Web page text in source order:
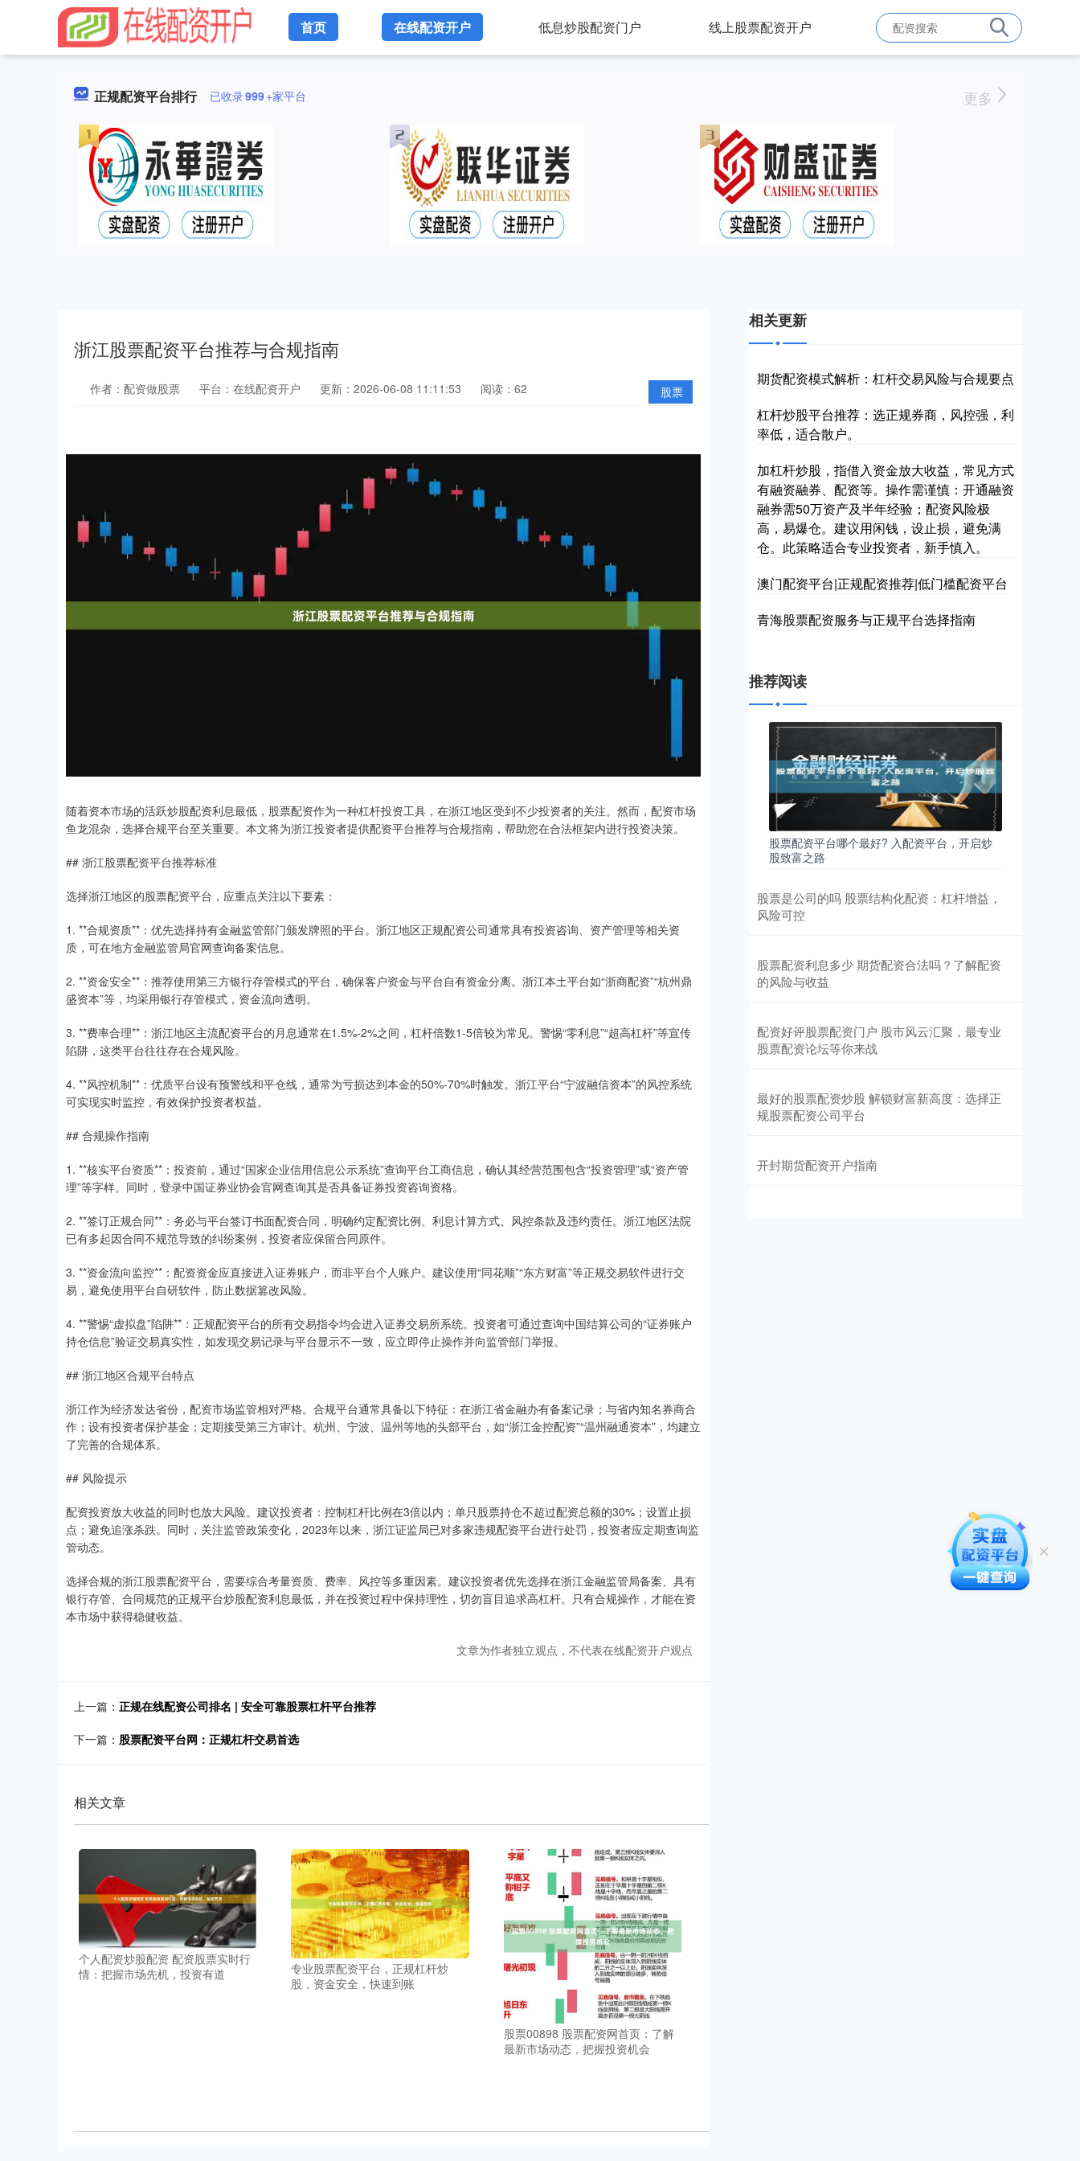
首页 在线配资开户 低息炒股配资门户 线上股票配资开户
正规配资平台排行 已收录999+家平台 更多
浙江股票配资平台推荐与合规指南
股票
作者：配资做股票 平台：在线配资开户 更新：2026-06-08 11:11:53 阅读：62
随着资本市场的活跃炒股配资利息最低，股票配资作为一种杠杆投资工具，在浙江地区受到不少投资者的关注。然而，配资市场
鱼龙混杂，选择合规平台至关重要。本文将为浙江投资者提供配资平台推荐与合规指南，帮助您在合法框架内进行投资决策。
## 浙江股票配资平台推荐标准
选择浙江地区的股票配资平台，应重点关注以下要素：
1. **合规资质**：优先选择持有金融监管部门颁发牌照的平台。浙江地区正规配资公司通常具有投资咨询、资产管理等相关资
质，可在地方金融监管局官网查询备案信息。
2. **资金安全**：推荐使用第三方银行存管模式的平台，确保客户资金与平台自有资金分离。浙江本土平台如“浙商配资”“杭州鼎
盛资本”等，均采用银行存管模式，资金流向透明。
3. **费率合理**：浙江地区主流配资平台的月息通常在1.5%-2%之间，杠杆倍数1-5倍较为常见。警惕“零利息”“超高杠杆”等宣传
陷阱，这类平台往往存在合规风险。
4. **风控机制**：优质平台设有预警线和平仓线，通常为亏损达到本金的50%-70%时触发。浙江平台“宁波融信资本”的风控系统
可实现实时监控，有效保护投资者权益。
## 合规操作指南
1. **核实平台资质**：投资前，通过“国家企业信用信息公示系统”查询平台工商信息，确认其经营范围包含“投资管理”或“资产管
理”等字样。同时，登录中国证券业协会官网查询其是否具备证券投资咨询资格。
2. **签订正规合同**：务必与平台签订书面配资合同，明确约定配资比例、利息计算方式、风控条款及违约责任。浙江地区法院
已有多起因合同不规范导致的纠纷案例，投资者应保留合同原件。
3. **资金流向监控**：配资资金应直接进入证券账户，而非平台个人账户。建议使用“同花顺”“东方财富”等正规交易软件进行交
易，避免使用平台自研软件，防止数据篡改风险。
4. **警惕“虚拟盘”陷阱**：正规配资平台的所有交易指令均会进入证券交易所系统。投资者可通过查询中国结算公司的“证券账户
持仓信息”验证交易真实性，如发现交易记录与平台显示不一致，应立即停止操作并向监管部门举报。
## 浙江地区合规平台特点
浙江作为经济发达省份，配资市场监管相对严格。合规平台通常具备以下特征：在浙江省金融办有备案记录；与省内知名券商合
作；设有投资者保护基金；定期接受第三方审计。杭州、宁波、温州等地的头部平台，如“浙江金控配资”“温州融通资本”，均建立
了完善的合规体系。
## 风险提示
配资投资放大收益的同时也放大风险。建议投资者：控制杠杆比例在3倍以内；单只股票持仓不超过配资总额的30%；设置止损
点；避免追涨杀跌。同时，关注监管政策变化，2023年以来，浙江证监局已对多家违规配资平台进行处罚，投资者应定期查询监
管动态。
选择合规的浙江股票配资平台，需要综合考量资质、费率、风控等多重因素。建议投资者优先选择在浙江金融监管局备案、具有
银行存管、合同规范的正规平台炒股配资利息最低，并在投资过程中保持理性，切勿盲目追求高杠杆。只有合规操作，才能在资
本市场中获得稳健收益。
文章为作者独立观点，不代表在线配资开户观点
上一篇： 正规在线配资公司排名 | 安全可靠股票杠杆平台推荐
下一篇： 股票配资平台网：正规杠杆交易首选
相关文章
个人配资炒股配资 配资股票实时行
情：把握市场先机，投资有道
专业股票配资平台，正规杠杆炒
股，资金安全，快速到账
股票00898 股票配资网首页：了解
最新市场动态，把握投资机会
相关更新
期货配资模式解析：杠杆交易风险与合规要点
杠杆炒股平台推荐：选正规券商，风控强，利
率低，适合散户。
加杠杆炒股，指借入资金放大收益，常见方式
有融资融券、配资等。操作需谨慎：开通融资
融券需50万资产及半年经验；配资风险极
高，易爆仓。建议用闲钱，设止损，避免满
仓。此策略适合专业投资者，新手慎入。
澳门配资平台|正规配资推荐|低门槛配资平台
青海股票配资服务与正规平台选择指南
推荐阅读
股票配资平台哪个最好? 入配资平台，开启炒
股致富之路
股票是公司的吗 股票结构化配资：杠杆增益，
风险可控
股票配资利息多少 期货配资合法吗？了解配资
的风险与收益
配资好评股票配资门户 股市风云汇聚，最专业
股票配资论坛等你来战
最好的股票配资炒股 解锁财富新高度：选择正
规股票配资公司平台
开封期货配资开户指南